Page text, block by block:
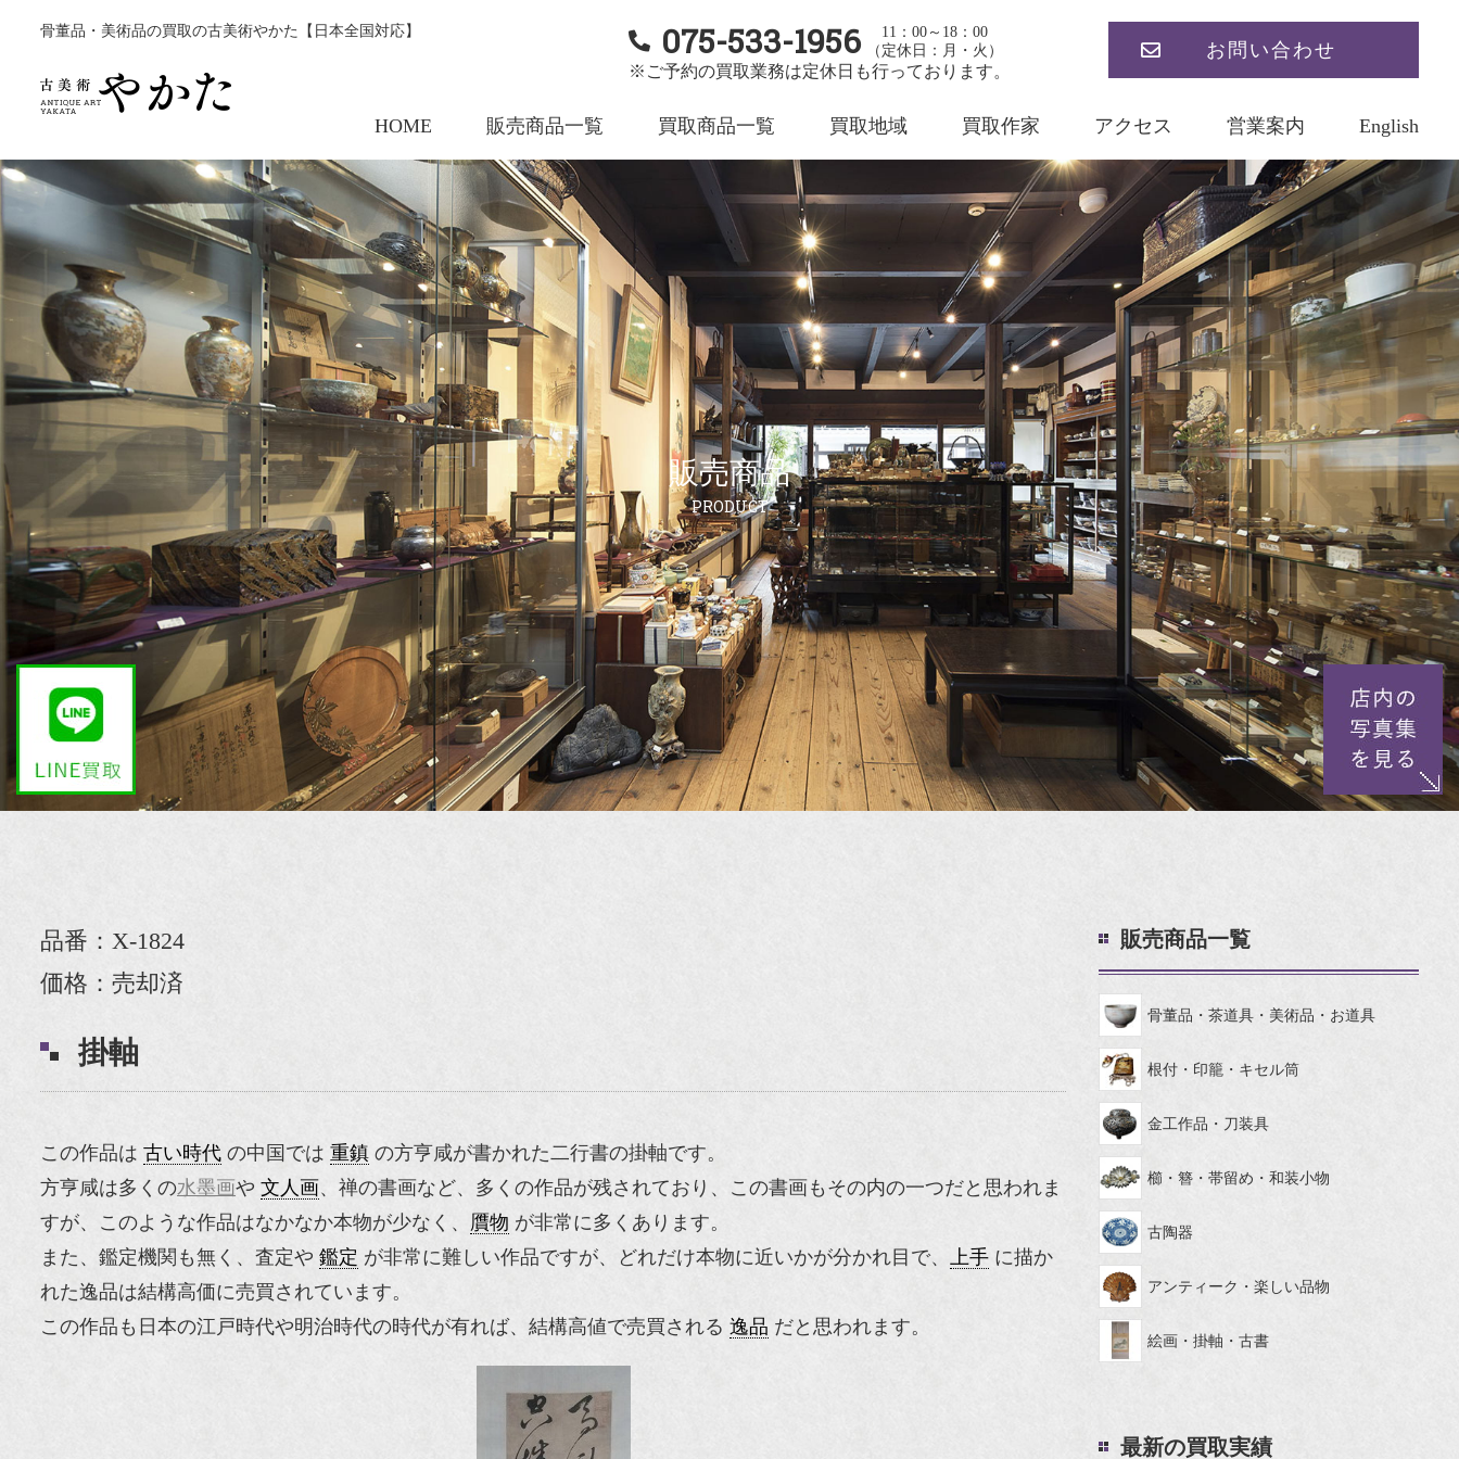
骨董品・美術品の買取の古美術やかた【日本全国対応】 075-533-1956
11：00～18：00
（定休日：月・火）
※ご予約の買取業務は定休日も行っております。
お問い合わせ
HOME 販売商品一覧 買取商品一覧 買取地域 買取作家 アクセス 営業案内 English
販売商品
PRODUCT
品番：X-1824
価格：売却済
掛軸
この作品は 古い時代 の中国では 重鎮 の方亨咸が書かれた二行書の掛軸です。
方亨咸は多くの水墨画や 文人画、禅の書画など、多くの作品が残されており、この書画もその内の一つだと思われま
すが、このような作品はなかなか本物が少なく、 贋物 が非常に多くあります。
また、鑑定機関も無く、査定や 鑑定 が非常に難しい作品ですが、どれだけ本物に近いかが分かれ目で、 上手 に描か
れた逸品は結構高価に売買されています。
この作品も日本の江戸時代や明治時代の時代が有れば、結構高値で売買される 逸品 だと思われます。
販売商品一覧
骨董品・茶道具・美術品・お道具
根付・印籠・キセル筒
金工作品・刀装具
櫛・簪・帯留め・和装小物
古陶器
アンティーク・楽しい品物
絵画・掛軸・古書
最新の買取実績